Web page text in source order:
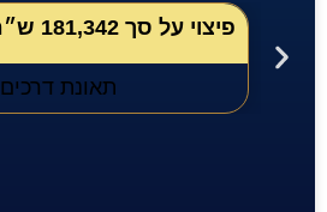
פיצוי על סך 181,342 ש״ח
תאונת דרכים